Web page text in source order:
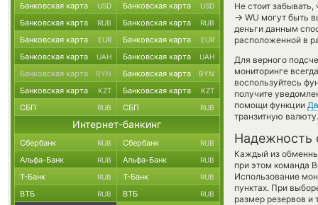
Не стоит
→ WU могут быть
деньги данным
расположенной в
Для верного
мониторинге
воспользуйтесь
получите
помощи функции
транзитную валюту.
Надежность
Каждый из
при этом команда
Использование
пунктах. При
размер резервов и
Банковская карта USD Банковская карта USD
Банковская карта RUB Банковская карта RUB
Банковская карта EUR Банковская карта EUR
Банковская карта UAH Банковская карта UAH
Банковская карта BYN Банковская карта BYN
Банковская карта KZT Банковская карта KZT
СБП RUB СБП RUB
Интернет-банкинг
Сбербанк RUB Сбербанк RUB
Альфа-Банк RUB Альфа-Банк RUB
Т-Банк RUB Т-Банк RUB
ВТБ RUB ВТБ RUB